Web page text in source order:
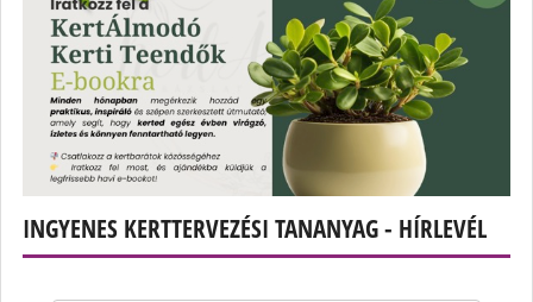
INGYENES KERTTERVEZÉSI TANANYAG - HÍRLEVÉL